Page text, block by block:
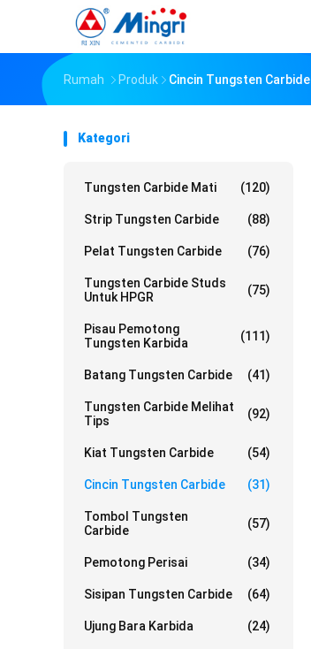
Rumah Produk Cincin Tungsten Carbide
Kategori
Tungsten Carbide Mati (120)
Strip Tungsten Carbide (88)
Pelat Tungsten Carbide (76)
Tungsten Carbide Studs
Untuk HPGR
(75)
Pisau Pemotong
Tungsten Karbida
(111)
Batang Tungsten Carbide (41)
Tungsten Carbide Melihat
Tips
(92)
Kiat Tungsten Carbide (54)
Cincin Tungsten Carbide (31)
Tombol Tungsten
Carbide
(57)
Pemotong Perisai (34)
Sisipan Tungsten Carbide (64)
Ujung Bara Karbida (24)